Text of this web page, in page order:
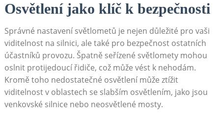
Osvětlení jako klíč k bezpečnosti
Správné nastavení světlometů je nejen důležité pro vaši
viditelnost na silnici, ale také pro bezpečnost ostatních
účastníků provozu. Špatně seřízené světlomety mohou
oslnit protijedoucí řidiče, což může vést k nehodám.
Kromě toho nedostatečné osvětlení může ztížit
viditelnost v oblastech se slabším osvětlením, jako jsou
venkovské silnice nebo neosvětlené mosty.